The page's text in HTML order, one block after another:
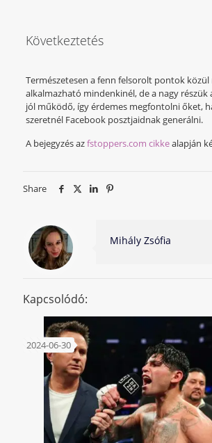
Következtetés
Természetesen a fenn felsorolt pontok
alkalmazható mindenkinél, de a nagy részük
jól működő, így érdemes megfontolni őket,
szeretnél Facebook posztjaidnak generálni.
A bejegyzés azfstoppers.com cikkealapján
Share
Mihály Zsófia
Kapcsolódó:
2024-06-30